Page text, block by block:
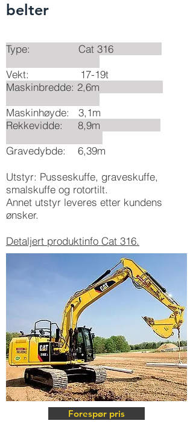
belter
Type: Cat 316
Vekt: 17-19t
Maskinbredde: 2,6m
Maskinhøyde: 3,1m
Rekkevidde: 8,9m
Gravedybde: 6,39m
Utstyr: Pusseskuffe, graveskuffe,
smalskuffe og rotortilt.
Annet utstyr leveres etter kundens
ønsker.
Detaljert produktinfo Cat 316.
Forespør pris